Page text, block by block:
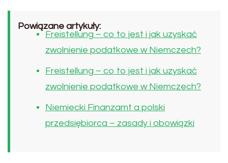
Powiązane artykuły:
Freistellung – co to jest i jak uzyskać
zwolnienie podatkowe w Niemczech?
Freistellung – co to jest i jak uzyskać
zwolnienie podatkowe w Niemczech?
Niemiecki Finanzamt a polski
przedsiębiorca – zasady i obowiązki